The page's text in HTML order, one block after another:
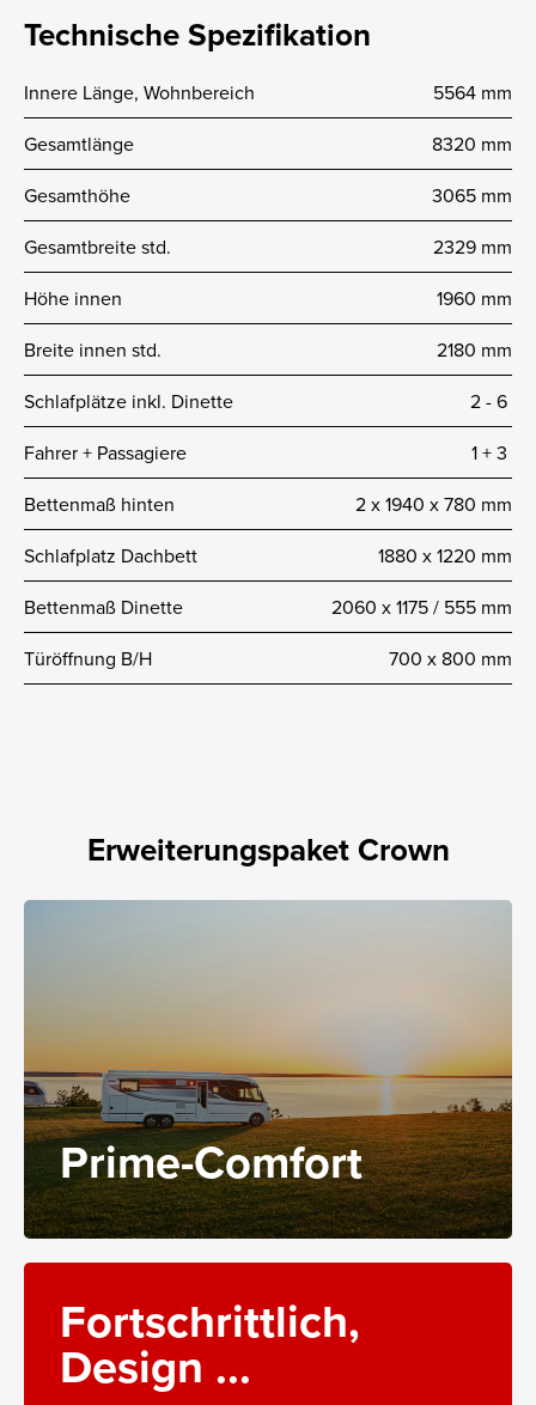
Technische Spezifikation
Innere Länge, Wohnbereich
5564 mm
Gesamtlänge
8320 mm
Gesamthöhe
3065 mm
Gesamtbreite std.
2329 mm
Höhe innen
1960 mm
Breite innen std.
2180 mm
Schlafplätze inkl. Dinette
2 -­ 6
Fahrer + Passagiere
1 + 3
Bettenmaß hinten
2 x 1940 x 780 mm
Schlafplatz Dachbett
1880 x 1220 mm
Bettenmaß Dinette
2060 x 1175 / 555 mm
Türöffnung B/H
700 x 800 mm
Erweiterungspaket Crown
Prime-Comfort
Fortschrittlich,
Design ...